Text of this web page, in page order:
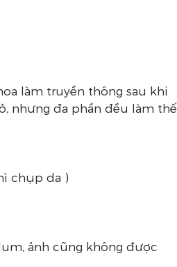
làm truyền thông sau khi
nhưng đa phần đều làm thế
chụp da )
ảnh cũng không được